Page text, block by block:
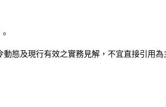
態及現行有效之實務見解，不宜直接引用